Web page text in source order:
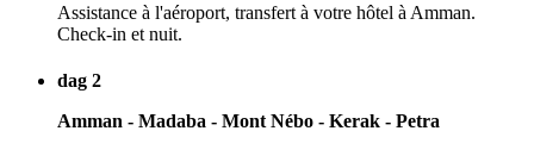
Assistance à l'aéroport, transfert à votre hôtel à Amman.
Check-in et nuit.
dag 2
Amman - Madaba - Mont Nébo - Kerak - Petra